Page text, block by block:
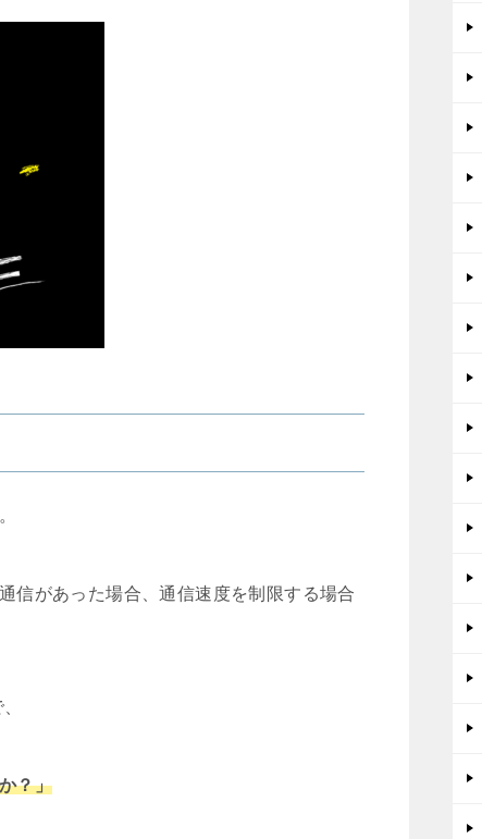
信があった場合、通信速度を制限する場合
？」